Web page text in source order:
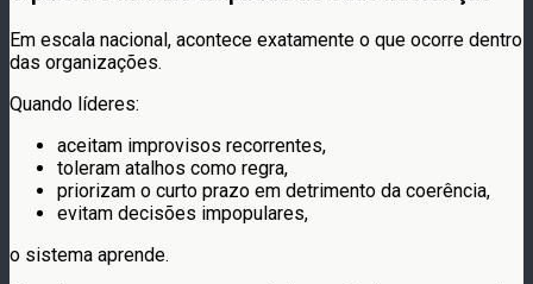
Em escala nacional, acontece exatamente o que ocorre dentro
das organizações.
Quando líderes:
aceitam improvisos recorrentes,
toleram atalhos como regra,
priorizam o curto prazo em detrimento da coerência,
evitam decisões impopulares,
o sistema aprende.